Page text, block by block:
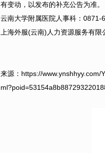
有变动，以发布的补充公告为准。
云南大学附属医院人事科：0871-
上海外服(云南)人力资源服务有
来源：https://